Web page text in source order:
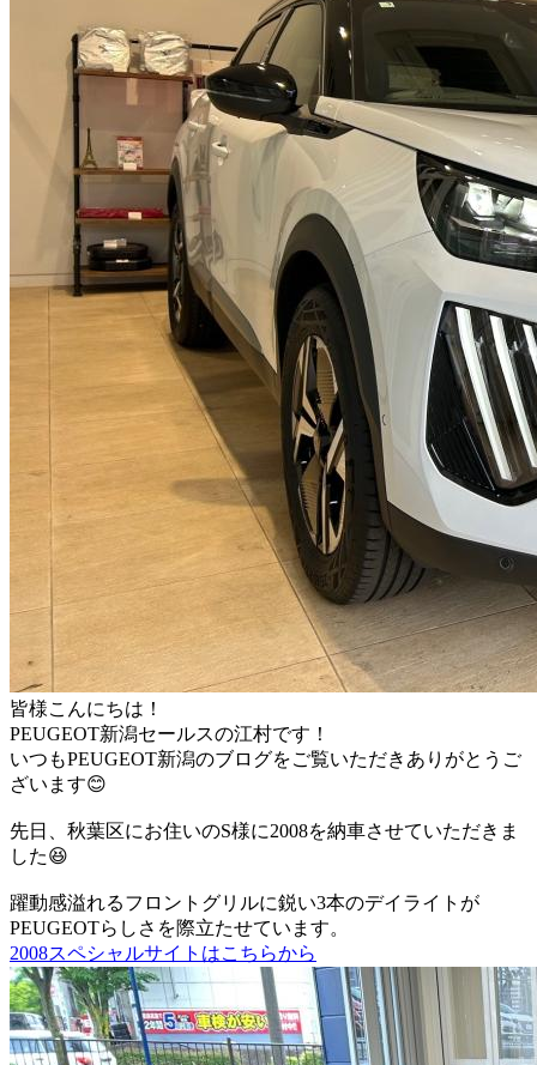
皆様こんにちは！
PEUGEOT新潟セールスの江村です！
いつもPEUGEOT新潟のブログをご覧いただきありがとうご
ざいます😊
先日、秋葉区にお住いのS様に2008を納車させていただきま
した😆
躍動感溢れるフロントグリルに鋭い3本のデイライトが
PEUGEOTらしさを際立たせています。
2008スペシャルサイトはこちらから